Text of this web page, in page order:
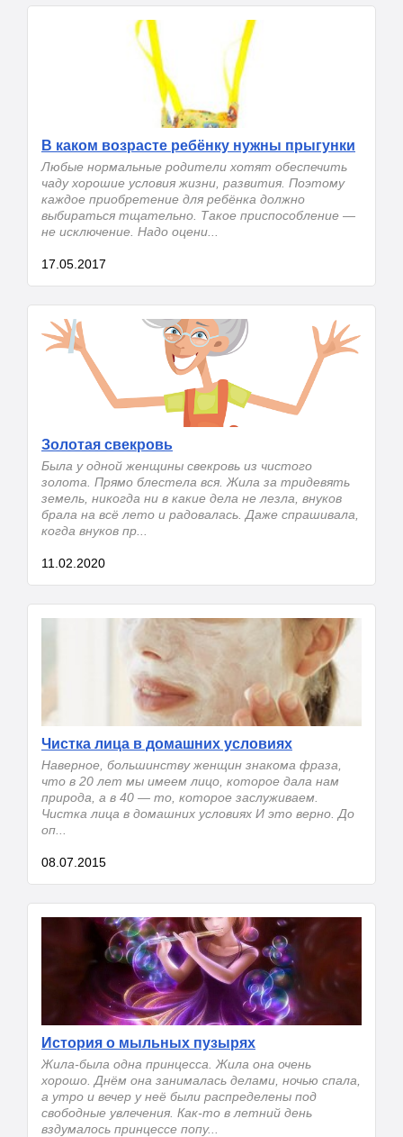
В каком возрасте ребёнку нужны прыгунки
Любые нормальные родители хотят обеспечить
чаду хорошие условия жизни, развития. Поэтому
каждое приобретение для ребёнка должно
выбираться тщательно. Такое приспособление —
не исключение. Надо оцени...
17.05.2017
Золотая свекровь
Была у одной женщины свекровь из чистого
золота. Прямо блестела вся. Жила за тридевять
земель, никогда ни в какие дела не лезла, внуков
брала на всё лето и радовалась. Даже спрашивала,
когда внуков пр...
11.02.2020
Чистка лица в домашних условиях
Наверное, большинству женщин знакома фраза,
что в 20 лет мы имеем лицо, которое дала нам
природа, а в 40 — то, которое заслуживаем.
Чистка лица в домашних условиях И это верно. До
оп...
08.07.2015
История о мыльных пузырях
Жила-была одна принцесса. Жила она очень
хорошо. Днём она занималась делами, ночью спала,
а утро и вечер у неё были распределены под
свободные увлечения. Как-то в летний день
вздумалось принцессе попу...